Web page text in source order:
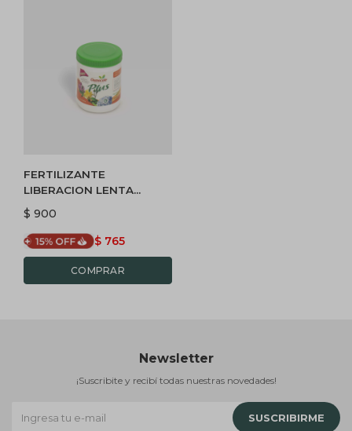
FERTILIZANTE
LIBERACION LENTA
OSMOCOTE
$ 900
$ 765
Newsletter
¡Suscribite y recibí todas nuestras novedades!
SUSCRIBIRME